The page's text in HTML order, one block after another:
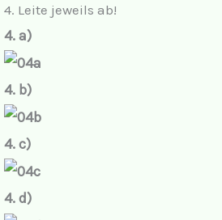
4. Leite jeweils ab!
4. a)
4. b)
4. c)
4. d)